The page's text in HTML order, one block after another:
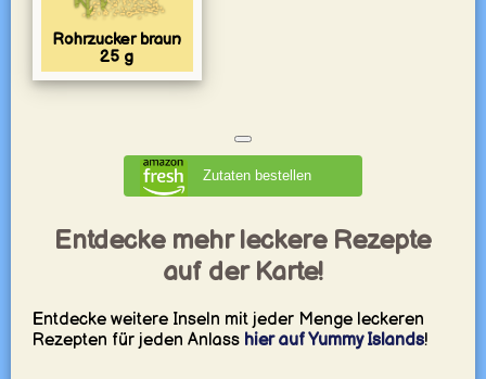
Rohrzucker braun
25 g
Zutaten bestellen
Entdecke mehr leckere Rezepte
auf der Karte!
Entdecke weitere Inseln mit jeder Menge leckeren
Rezepten für jeden Anlass hier auf Yummy Islands!